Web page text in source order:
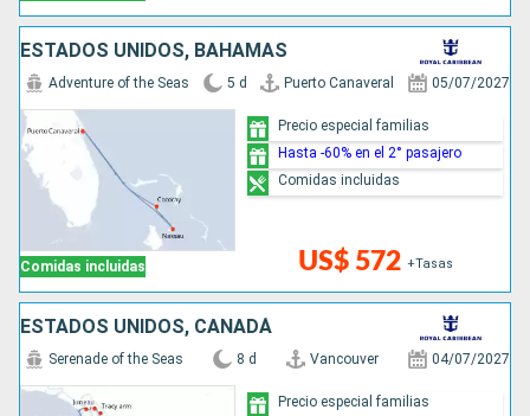
ESTADOS UNIDOS, BAHAMAS
Comidas incluidas
Adventure of the Seas 5 d Puerto Canaveral 05/07/2027
US$ 572 +Tasas
Precio especial familias
Hasta -60% en el 2° pasajero
Comidas incluidas
ESTADOS UNIDOS, CANADÁ
Serenade of the Seas 8 d Vancouver 04/07/2027
Precio especial familias